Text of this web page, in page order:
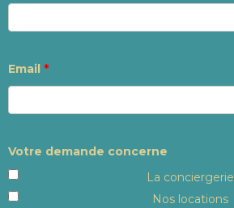
Email *
Votre demande concerne
La conciergerie
Nos locations